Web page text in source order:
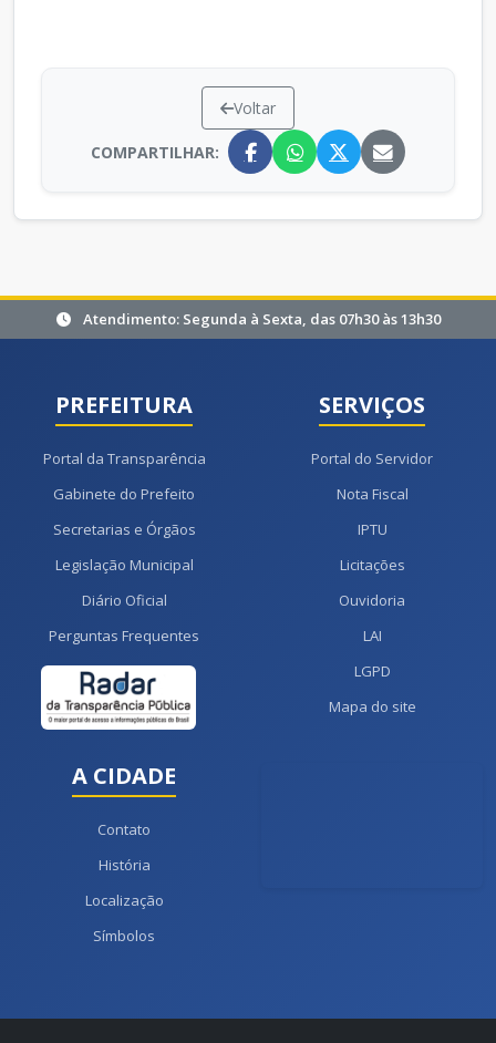
Voltar
COMPARTILHAR:
Atendimento: Segunda à Sexta, das 07h30 às 13h30
PREFEITURA
Portal da Transparência
Gabinete do Prefeito
Secretarias e Órgãos
Legislação Municipal
Diário Oficial
Perguntas Frequentes
SERVIÇOS
Portal do Servidor
Nota Fiscal
IPTU
Licitações
Ouvidoria
LAI
LGPD
Mapa do site
A CIDADE
Contato
História
Localização
Símbolos